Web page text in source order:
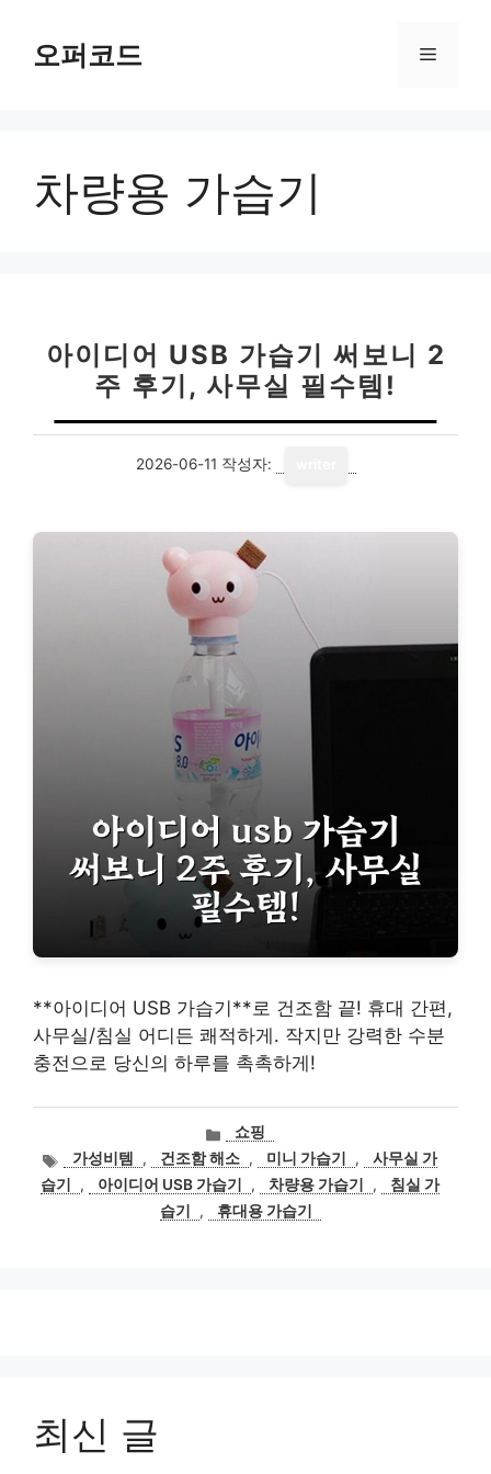
오퍼코드 메
차량용 가습기
아이디어 USB 가습기 써보니 2
주 후기, 사무실 필수템!
2026-06-11 작성자:
**아이디어 USB 가습기**로 건조함 끝! 휴대 간편,
사무실/침실 어디든 쾌적하게. 작지만 강력한 수분
충전으로 당신의 하루를 촉촉하게!
카
테
고
리
쇼핑
태
그
가성비템 , 건조함 해소 , 미니 가습기 ,
사무실 가
습기
, 아이디어 USB 가습기 , 차량용 가습기 ,
침실 가
습기
, 휴대용 가습기
최신 글